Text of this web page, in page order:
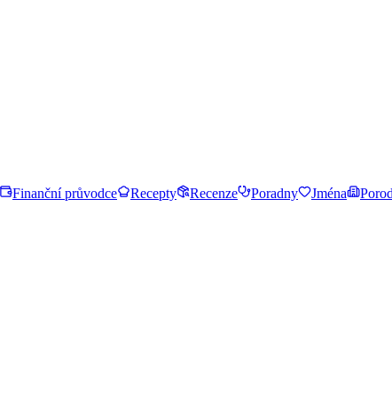
Finanční průvodce Recepty Recenze Poradny Jména